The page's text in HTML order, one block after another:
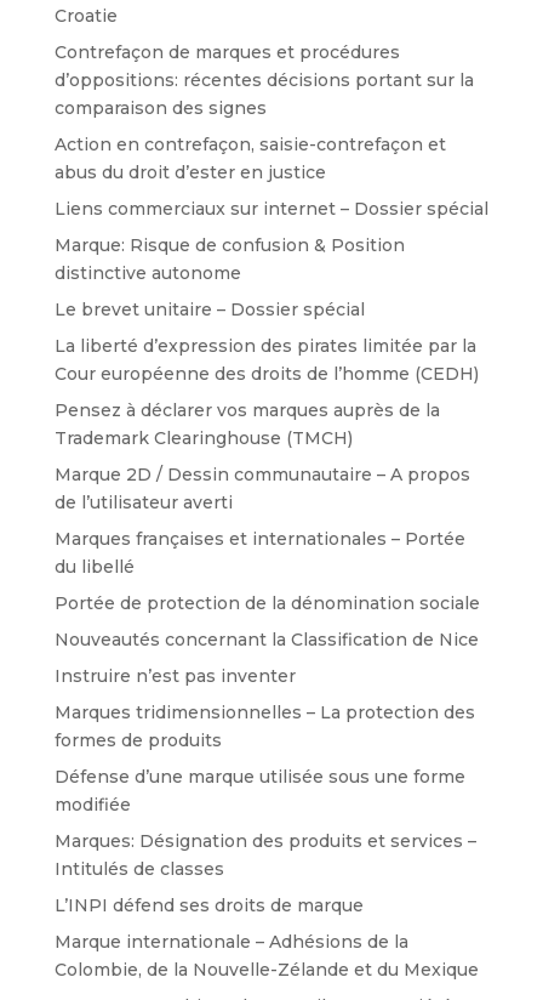
Croatie
Contrefaçon de marques et procédures
d’oppositions: récentes décisions portant sur la
comparaison des signes
Action en contrefaçon, saisie-contrefaçon et
abus du droit d’ester en justice
Liens commerciaux sur internet – Dossier spécial
Marque: Risque de confusion & Position
distinctive autonome
Le brevet unitaire – Dossier spécial
La liberté d’expression des pirates limitée par la
Cour européenne des droits de l’homme (CEDH)
Pensez à déclarer vos marques auprès de la
Trademark Clearinghouse (TMCH)
Marque 2D / Dessin communautaire – A propos
de l’utilisateur averti
Marques françaises et internationales – Portée
du libellé
Portée de protection de la dénomination sociale
Nouveautés concernant la Classification de Nice
Instruire n’est pas inventer
Marques tridimensionnelles – La protection des
formes de produits
Défense d’une marque utilisée sous une forme
modifiée
Marques: Désignation des produits et services –
Intitulés de classes
L’INPI défend ses droits de marque
Marque internationale – Adhésions de la
Colombie, de la Nouvelle-Zélande et du Mexique